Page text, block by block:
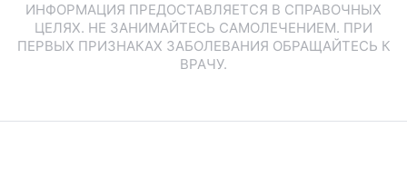
ИНФОРМАЦИЯ ПРЕДОСТАВЛЯЕТСЯ В СПРАВОЧНЫХ
ЦЕЛЯХ. НЕ ЗАНИМАЙТЕСЬ САМОЛЕЧЕНИЕМ. ПРИ
ПЕРВЫХ ПРИЗНАКАХ ЗАБОЛЕВАНИЯ ОБРАЩАЙТЕСЬ К
ВРАЧУ.